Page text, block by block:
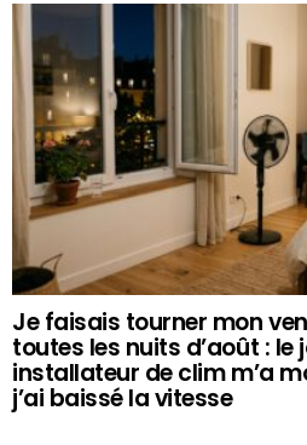
Je faisais tourner mon
toutes les nuits d’août : le
installateur de clim m’a
j’ai baissé la vitesse